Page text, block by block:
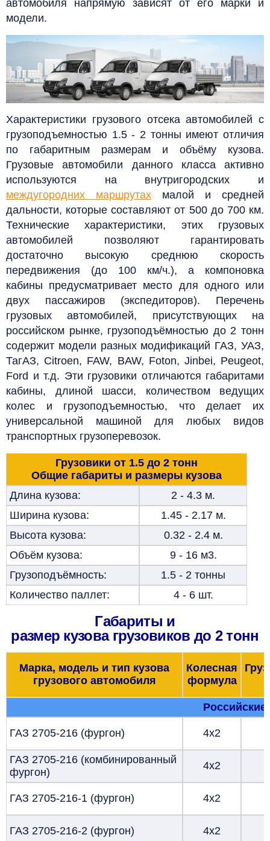
автомобиля напрямую зависят от его марки и
модели.
Характеристики грузового отсека автомобилей с
грузоподъемностью 1.5 - 2 тонны имеют отличия
по габаритным размерам и объёму кузова.
Грузовые автомобили данного класса активно
используются на внутригородских и
междугородних маршрутах малой и средней
дальности, которые составляют от 500 до 700 км.
Технические характеристики, этих грузовых
автомобилей позволяют гарантировать
достаточно высокую среднюю скорость
передвижения (до 100 км/ч.), а компоновка
кабины предусматривает место для одного или
двух пассажиров (экспедиторов). Перечень
грузовых автомобилей, присутствующих на
российском рынке, грузоподъёмностью до 2 тонн
содержит модели разных модификаций ГАЗ, УАЗ,
ТагАЗ, Citroen, FAW, BAW, Foton, Jinbei, Peugeot,
Ford и т.д. Эти грузовики отличаются габаритами
кабины, длиной шасси, количеством ведущих
колес и грузоподъемностью, что делает их
универсальной машиной для любых видов
транспортных грузоперевозок.
Грузовики от 1.5 до 2 тонн
Общие габариты и размеры кузова
Длина кузова:
2 - 4.3 м.
Ширина кузова:
1.45 - 2.17 м.
Высота кузова:
0.32 - 2.4 м.
Объём кузова:
9 - 16 м3.
Грузоподъёмность:
1.5 - 2 тонны
Количество паллет:
4 - 6 шт.
Габариты и
размер кузова грузовиков до 2 тонн
Марка, модель и тип кузова
грузового автомобиля
Колесная
формула
Российские
ГАЗ 2705-216 (фургон) 4х2
ГАЗ 2705-216 (комбинированный
фургон)
4х2
ГАЗ 2705-216-1 (фургон) 4х2
ГАЗ 2705-216-2 (фургон) 4х2